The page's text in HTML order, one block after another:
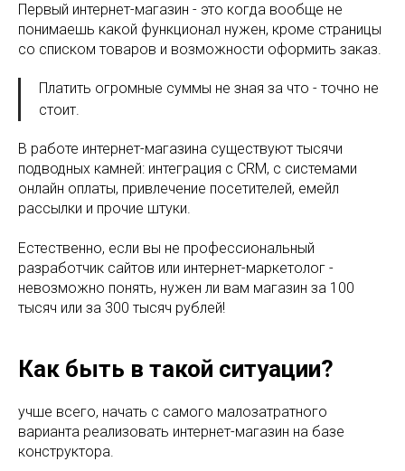
Первый интернет-магазин - это когда вообще не
понимаешь какой функционал нужен, кроме страницы
со списком товаров и возможности оформить заказ.
Платить огромные суммы не зная за что - точно не
стоит.
В работе интернет-магазина существуют тысячи
подводных камней: интеграция с CRM, с системами
онлайн оплаты, привлечение посетителей, емейл
рассылки и прочие штуки.
Естественно, если вы не профессиональный
разработчик сайтов или интернет-маркетолог -
невозможно понять, нужен ли вам магазин за 100
тысяч или за 300 тысяч рублей!
Как быть в такой ситуации?
учше всего, начать с самого малозатратного
варианта реализовать интернет-магазин на базе
конструктора.